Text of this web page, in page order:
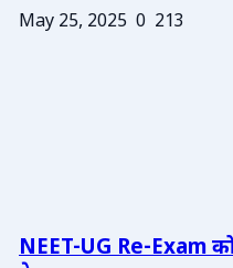
May 25, 2025 0 213
NEET-UG Re-Exam